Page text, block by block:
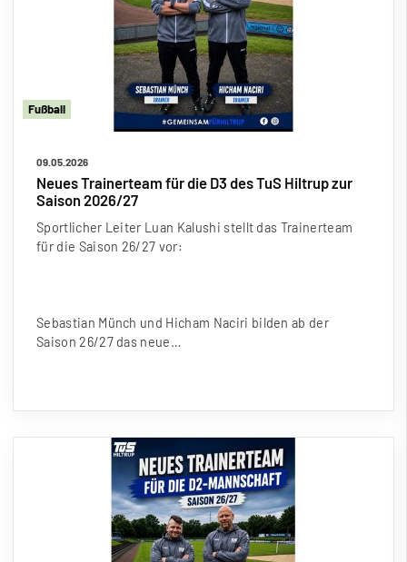
Fußball
09.05.2026
Neues Trainerteam für die D3 des TuS Hiltrup zur
Saison 2026/27
Sportlicher Leiter Luan Kalushi stellt das Trainerteam
für die Saison 26/27 vor:
Sebastian Münch und Hicham Naciri bilden ab der
Saison 26/27 das neue…